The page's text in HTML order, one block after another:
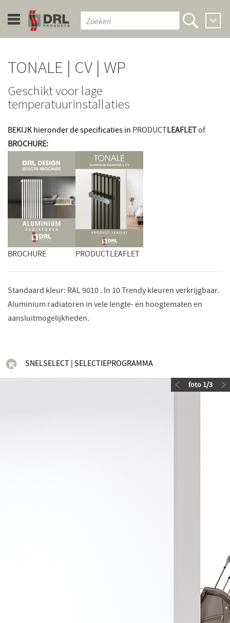
TONALE | CV | WP
Geschikt voor lage
temperatuurinstallaties
BEKIJK hieronder de specificaties in PRODUCTLEAFLETof
BROCHURE:
BROCHURE PRODUCTLEAFLET
Standaard kleur: RAL 9010 . In 10 Trendy kleuren verkrijgbaar.
Aluminium radiatoren in vele lengte- en hoogtematen en
aansluitmogelijkheden.
SNELSELECT | SELECTIEPROGRAMMA
foto 1/3